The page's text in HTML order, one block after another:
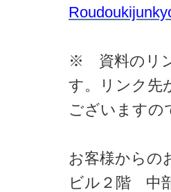
※ 資料のリ
す。リンク先
ございますの
お客様からの
ビル２階 中